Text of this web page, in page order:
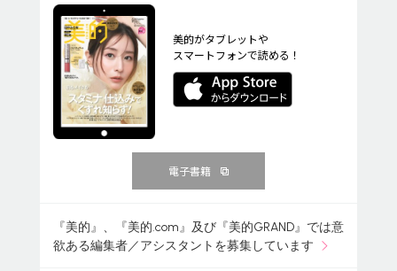
美的がタブレットや
スマートフォンで読める！
電子書籍
『美的』、『美的.com』及び『美的GRAND』では意
欲ある編集者／アシスタントを募集しています